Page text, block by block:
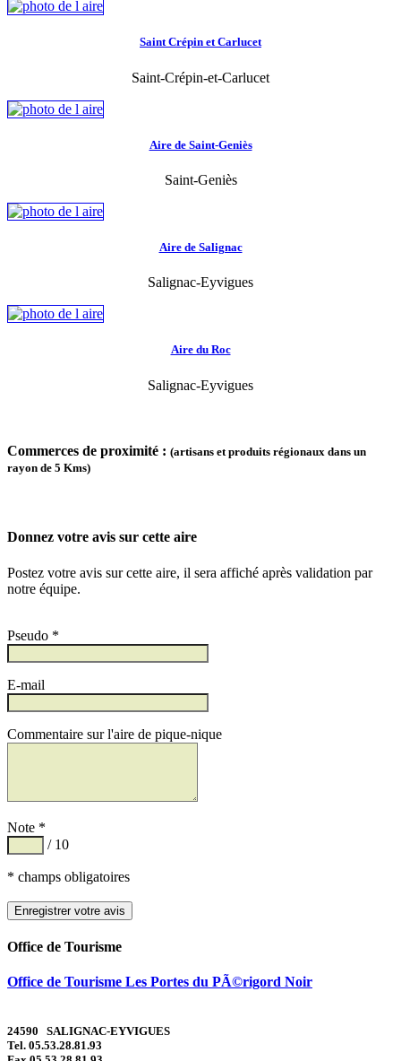
Saint Crépin et Carlucet
Saint-Crépin-et-Carlucet
Aire de Saint-Geniès
Saint-Geniès
Aire de Salignac
Salignac-Eyvigues
Aire du Roc
Salignac-Eyvigues
Commerces de proximité : (artisans et produits régionaux dans un
rayon de 5 Kms)
Donnez votre avis sur cette aire
Postez votre avis sur cette aire, il sera affiché après validation par
notre équipe.
Pseudo *
E-mail
Commentaire sur l'aire de pique-nique
Note *
/ 10
* champs obligatoires
Office de Tourisme
Office de Tourisme Les Portes du PÃ©rigord Noir
24590 SALIGNAC-EYVIGUES
Tel. 05.53.28.81.93